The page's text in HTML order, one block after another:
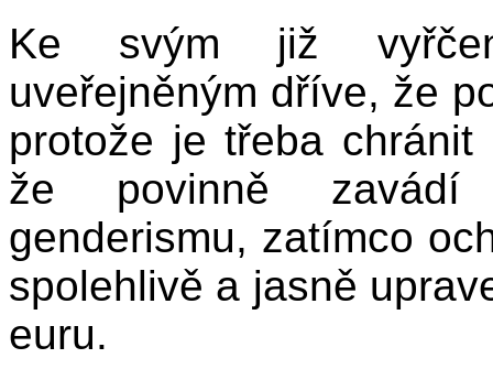
Ke svým již
uveřejněným dříve, že
protože je třeba
že povinně zavádí
genderismu, zatímco
spolehlivě a jasně
euru.